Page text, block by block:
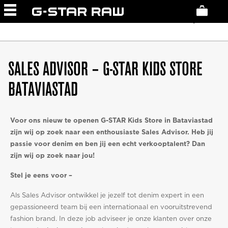
SALES ADVISOR – G-STAR KIDS STORE
BATAVIASTAD
Voor ons nieuw te openen G-STAR Kids Store in Bataviastad
zijn wij op zoek naar een enthousiaste Sales Advisor. Heb jij
passie voor denim en ben jij een echt verkooptalent? Dan
zijn wij op zoek naar jou!
Stel je eens voor –
Als Sales Advisor ontwikkel je jezelf tot denim expert in een
gepassioneerd team bij een internationaal en vooruitstrevend
fashion brand. In deze job adviseer je onze klanten over onze